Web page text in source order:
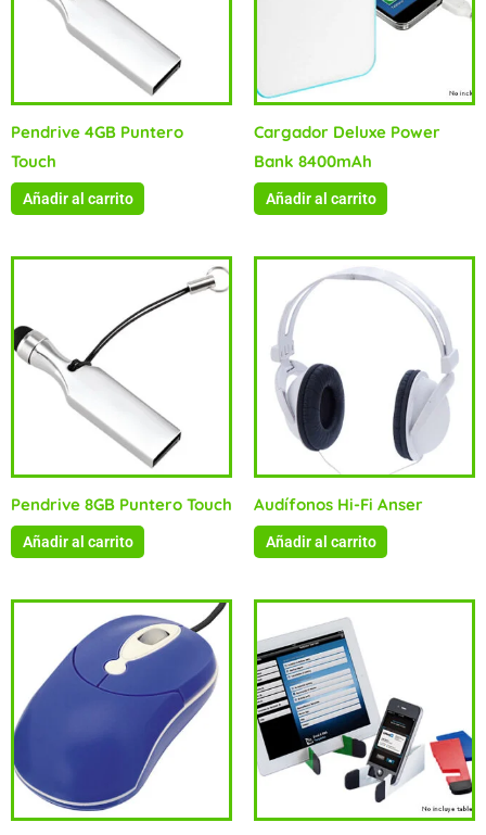
Pendrive 4GB Puntero
Touch
Añadir al carrito
Cargador Deluxe Power
Bank 8400mAh
Añadir al carrito
Pendrive 8GB Puntero Touch
Añadir al carrito
Audífonos Hi-Fi Anser
Añadir al carrito